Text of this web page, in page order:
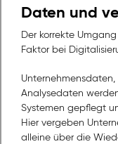
Daten und
Der korrekte
Faktor bei
Analysedaten
Systemen gepflegt
Hier vergeben
alleine über die